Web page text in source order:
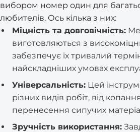
вибором номер один для
любителів. Ось кілька з них:
Міцність та довговічність:
виготовляються з
забезпечує їх тривалий
найскладніших умовах
Універсальність: Цей
різних видів робіт, від
перенесення сипучих
Зручність використання: